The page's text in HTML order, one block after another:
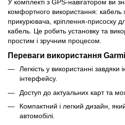
У комплекті з GPS-навігатором ви
комфортного використання: кабель
прикурювача, кріплення-присоску
кабель. Це робить установку та
простим і зручним процесом.
Переваги використання
Легкість у використанні завдяки
інтерфейсу.
Доступ до актуальних карт та
Компактний і легкий дизайн,
автомобілі.